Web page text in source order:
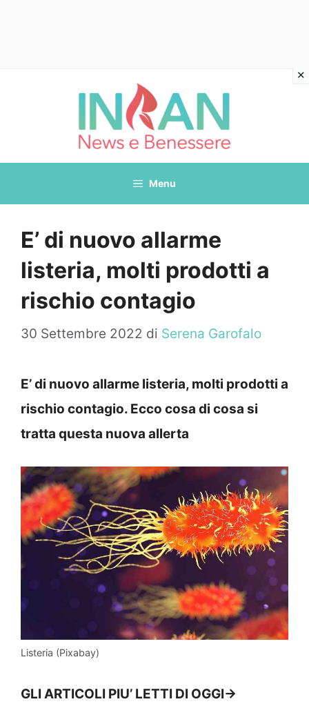
Menu
E’ di nuovo allarme
listeria, molti prodotti a
rischio contagio
30 Settembre 2022 di Serena Garofalo
E’ di nuovo allarme listeria, molti prodotti a
rischio contagio. Ecco cosa di cosa si
tratta questa nuova allerta
Listeria (Pixabay)
GLI ARTICOLI PIU’ LETTI DI OGGI->